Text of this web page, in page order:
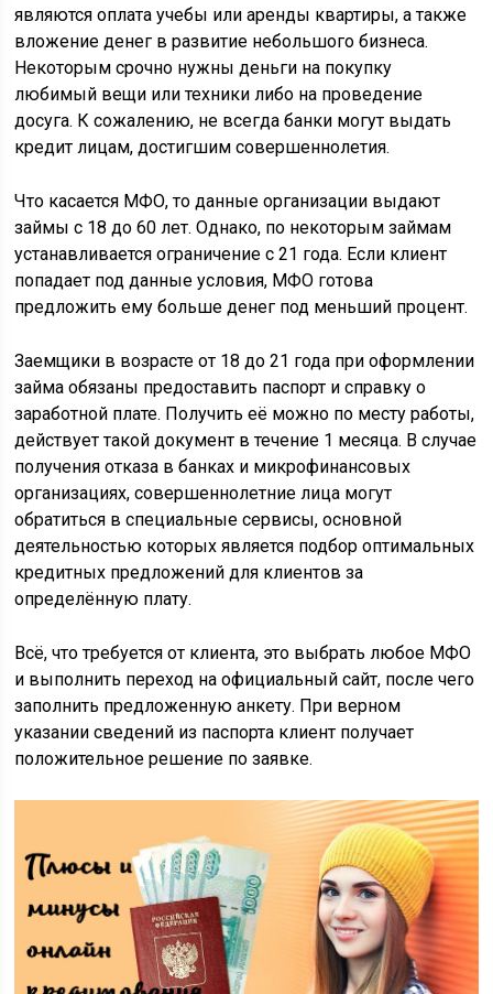
являются оплата учебы или аренды квартиры, а также
вложение денег в развитие небольшого бизнеса.
Некоторым срочно нужны деньги на покупку
любимый вещи или техники либо на проведение
досуга. К сожалению, не всегда банки могут выдать
кредит лицам, достигшим совершеннолетия.
Что касается МФО, то данные организации выдают
займы с 18 до 60 лет. Однако, по некоторым займам
устанавливается ограничение с 21 года. Если клиент
попадает под данные условия, МФО готова
предложить ему больше денег под меньший процент.
Заемщики в возрасте от 18 до 21 года при оформлении
займа обязаны предоставить паспорт и справку о
заработной плате. Получить её можно по месту работы,
действует такой документ в течение 1 месяца. В случае
получения отказа в банках и микрофинансовых
организациях, совершеннолетние лица могут
обратиться в специальные сервисы, основной
деятельностью которых является подбор оптимальных
кредитных предложений для клиентов за
определённую плату.
Всё, что требуется от клиента, это выбрать любое МФО
и выполнить переход на официальный сайт, после чего
заполнить предложенную анкету. При верном
указании сведений из паспорта клиент получает
положительное решение по заявке.